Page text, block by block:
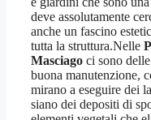
deve assolutamente
anche un fascino
tutta la struttura.Nelle
Masciago ci sono
buona manutenzione,
mirano a eseguire dei
siano dei depositi di